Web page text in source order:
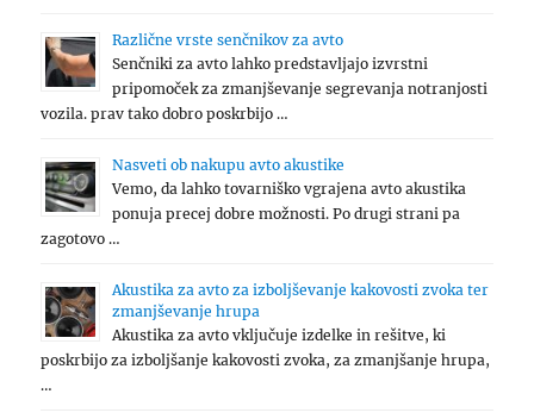
Različne vrste senčnikov za avto
Senčniki za avto lahko predstavljajo izvrstni
pripomoček za zmanjševanje segrevanja notranjosti
vozila. prav tako dobro poskrbijo …
Nasveti ob nakupu avto akustike
Vemo, da lahko tovarniško vgrajena avto akustika
ponuja precej dobre možnosti. Po drugi strani pa
zagotovo …
Akustika za avto za izboljševanje kakovosti zvoka ter
zmanjševanje hrupa
Akustika za avto vključuje izdelke in rešitve, ki
poskrbijo za izboljšanje kakovosti zvoka, za zmanjšanje hrupa,
…